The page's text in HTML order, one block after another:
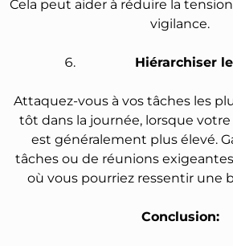
Cela peut aider à réduire la
vigilance.
Hiérarchiser
Attaquez-vous à vos tâches les
tôt dans la journée, lorsque votre
est généralement plus élevé.
tâches ou de réunions
où vous pourriez ressentir une
Conclusion: